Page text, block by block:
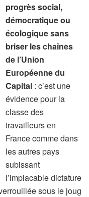
progrès social,
démocratique ou
écologique sans
briser les chaînes
de l’Union
Européenne du
Capital : c’est une
évidence pour la
classe des
travailleurs en
France comme dans
les autres pays
subissant
l’implacable dictature
sous le joug